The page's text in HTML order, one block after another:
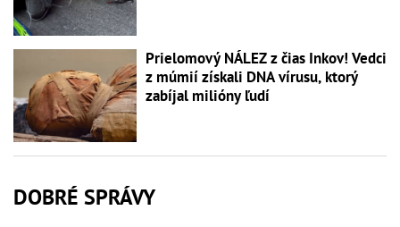
Prielomový NÁLEZ z čias Inkov! Vedci
z múmií získali DNA vírusu, ktorý
zabíjal milióny ľudí
DOBRÉ SPRÁVY